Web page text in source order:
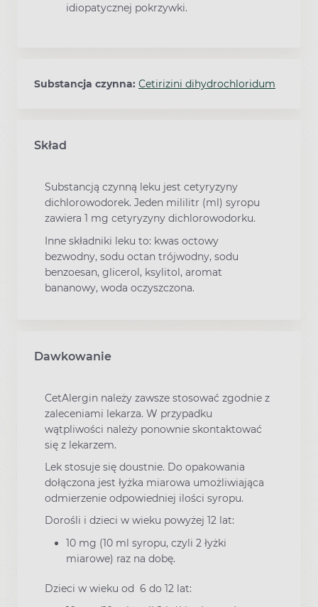
idiopatycznej pokrzywki.
Substancja czynna: Cetirizini dihydrochloridum
Skład
Substancją czynną leku jest cetyryzyny
dichlorowodorek. Jeden mililitr (ml) syropu
zawiera 1 mg cetyryzyny dichlorowodorku.
Inne składniki leku to: kwas octowy
bezwodny, sodu octan trójwodny, sodu
benzoesan, glicerol, ksylitol, aromat
bananowy, woda oczyszczona.
Dawkowanie
CetAlergin należy zawsze stosować zgodnie z
zaleceniami lekarza. W przypadku
wątpliwości należy ponownie skontaktować
się z lekarzem.
Lek stosuje się doustnie. Do opakowania
dołączona jest łyżka miarowa umożliwiająca
odmierzenie odpowiedniej ilości syropu.
Dorośli i dzieci w wieku powyżej 12 lat:
10 mg (10 ml syropu, czyli 2 łyżki
miarowe) raz na dobę.
Dzieci w wieku od 6 do 12 lat: